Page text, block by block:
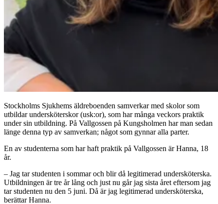
Stockholms Sjukhems äldreboenden samverkar med skolor som
utbildar undersköterskor (usk:or), som har många veckors praktik
under sin utbildning. På Vallgossen på Kungsholmen har man sedan
länge denna typ av samverkan; något som gynnar alla parter.
En av studenterna som har haft praktik på Vallgossen är Hanna, 18
år.
– Jag tar studenten i sommar och blir då legitimerad undersköterska.
Utbildningen är tre år lång och just nu går jag sista året eftersom jag
tar studenten nu den 5 juni. Då är jag legitimerad undersköterska,
berättar Hanna.